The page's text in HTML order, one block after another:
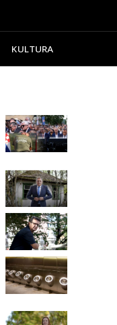
KULTURA